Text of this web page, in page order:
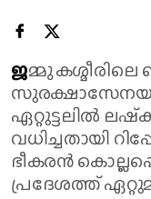
ജമ്മു
ഏറ്റുട്ടലിൽ
വധിച്ചതായി
ഭീകരൻ
പ്രദേശത്ത്